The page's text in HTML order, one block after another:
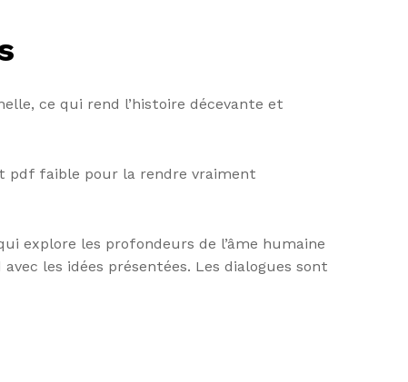
ce qui rend l’histoire décevante et
pdf faible pour la rendre vraiment
explore les profondeurs de l’âme humaine
les idées présentées. Les dialogues sont